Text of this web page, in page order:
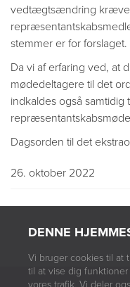
DENNE
Vi bruger cookies til at
til at vise dig
vores trafik. Vi deler
vedtægtsændring
stemmer er for forslaget.
Da vi af erfaring ved, at
mødedeltagere til det
indkaldes også
Dagsorden til det
26. oktober 2022